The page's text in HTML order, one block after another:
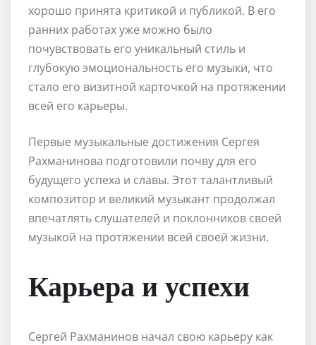
хорошо принята критикой и публикой. В его
ранних работах уже можно было
почувствовать его уникальный стиль и
глубокую эмоциональность его музыки, что
стало его визитной карточкой на протяжении
всей его карьеры.
Первые музыкальные достижения Сергея
Рахманинова подготовили почву для его
будущего успеха и славы. Этот талантливый
композитор и великий музыкант продолжал
впечатлять слушателей и поклонников своей
музыкой на протяжении всей своей жизни.
Карьера и успехи
Сергей Рахманинов начал свою карьеру как